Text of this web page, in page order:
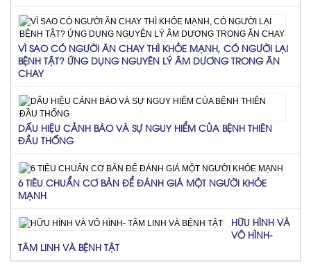
VÌ SAO CÓ NGƯỜI ĂN CHAY THÌ KHỎE MẠNH, CÓ NGƯỜI LẠI
BỆNH TẬT? ỨNG DỤNG NGUYÊN LÝ ÂM DƯƠNG TRONG ĂN
CHAY
DẤU HIỆU CẢNH BÁO VÀ SỰ NGUY HIỂM CỦA BỆNH THIÊN
ĐẦU THỐNG
6 TIÊU CHUẨN CƠ BẢN ĐỂ ĐÁNH GIÁ MỘT NGƯỜI KHỎE
MẠNH
HỮU HÌNH VÀ
VÔ HÌNH-
TÂM LINH VÀ BỆNH TẬT